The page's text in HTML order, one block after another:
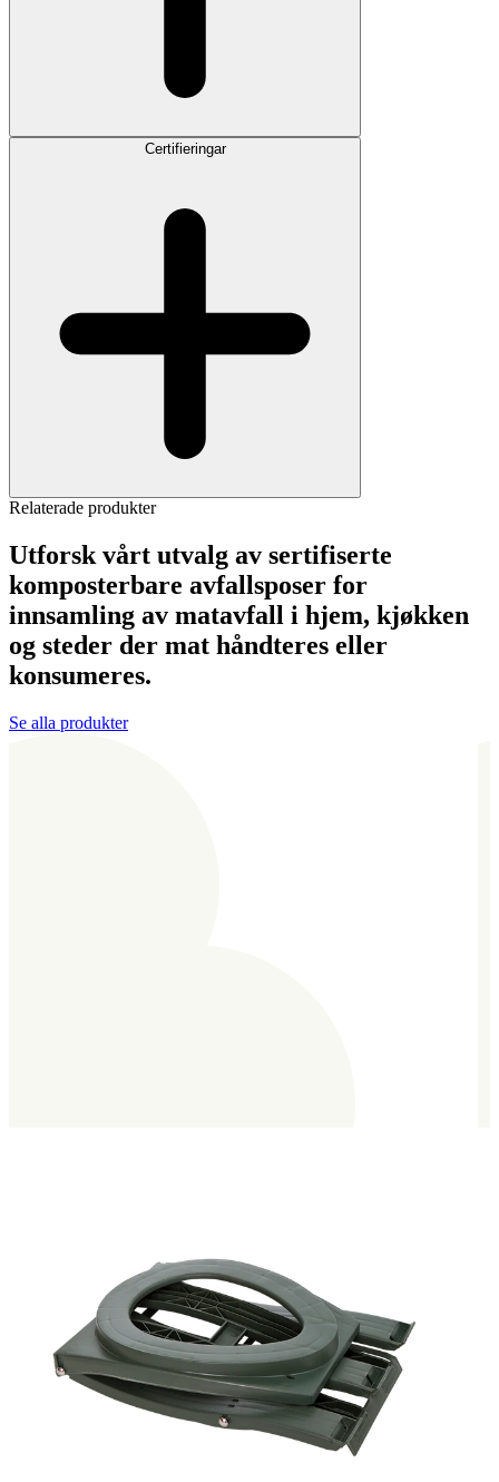
Certifieringar
Relaterade produkter
Utforsk vårt utvalg av sertifiserte
komposterbare avfallsposer for
innsamling av matavfall i hjem, kjøkken
og steder der mat håndteres eller
konsumeres.
Se alla produkter